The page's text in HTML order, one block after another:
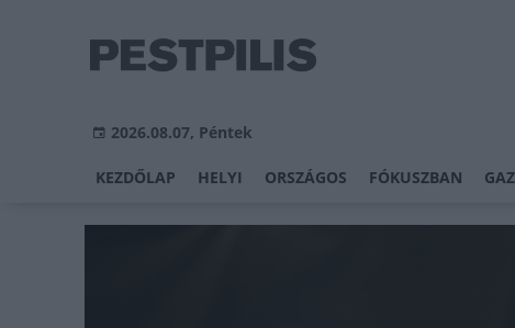
2026.08.07, Péntek
KEZDŐLAP HELYI ORSZÁGOS FÓKUSZBAN